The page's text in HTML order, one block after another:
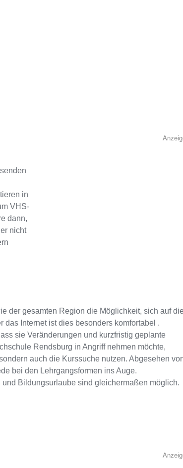
in
VHS-
dann,
nicht
der gesamten Region die Möglichkeit, sich auf
Internet ist dies besonders komfortabel .
sie Veränderungen und kurzfristig geplante
Rendsburg in Angriff nehmen möchte,
auch die Kurssuche nutzen. Abgesehen
bei den Lehrgangsformen ins Auge.
Bildungsurlaube sind gleichermaßen möglich.